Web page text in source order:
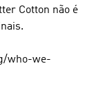
Cotton não é
who-we-